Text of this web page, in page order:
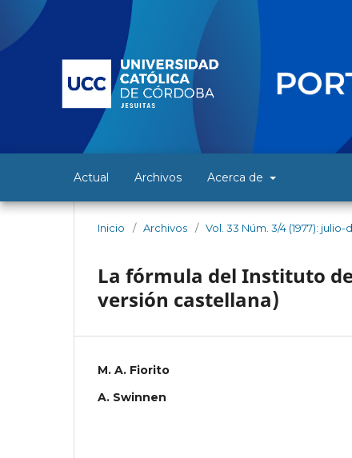
Actual Archivos Acerca de
Inicio / Archivos / Vol. 33 Núm. 3/4 (1977):
La fórmula del Instituto
versión castellana)
M. A. Fiorito
A. Swinnen